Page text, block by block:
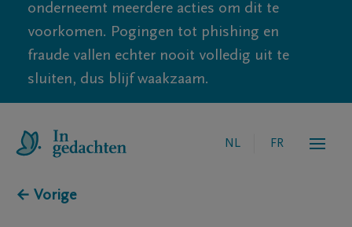
onderneemt meerdere acties om dit te
voorkomen. Pogingen tot phishing en
fraude vallen echter nooit volledig uit te
sluiten, dus blijf waakzaam.
NL FR
← Vorige